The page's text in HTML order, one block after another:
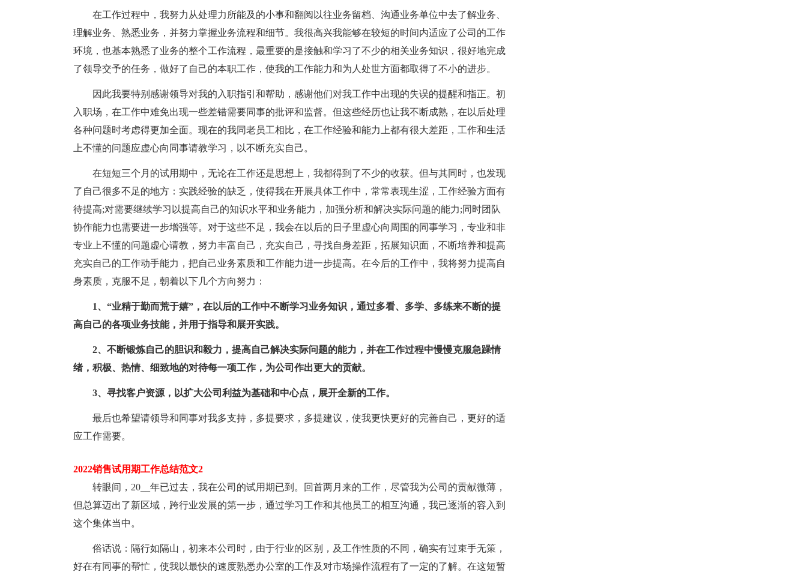
在工作过程中，我努力从处理力所能及的小事和翻阅以往业务留档、沟通业务单位中去了解业务、
理解业务、熟悉业务，并努力掌握业务流程和细节。我很高兴我能够在较短的时间内适应了公司的工作
环境，也基本熟悉了业务的整个工作流程，最重要的是接触和学习了不少的相关业务知识，很好地完成
了领导交予的任务，做好了自己的本职工作，使我的工作能力和为人处世方面都取得了不小的进步。
因此我要特别感谢领导对我的入职指引和帮助，感谢他们对我工作中出现的失误的提醒和指正。初
入职场，在工作中难免出现一些差错需要同事的批评和监督。但这些经历也让我不断成熟，在以后处理
各种问题时考虑得更加全面。现在的我同老员工相比，在工作经验和能力上都有很大差距，工作和生活
上不懂的问题应虚心向同事请教学习，以不断充实自己。
在短短三个月的试用期中，无论在工作还是思想上，我都得到了不少的收获。但与其同时，也发现
了自己很多不足的地方：实践经验的缺乏，使得我在开展具体工作中，常常表现生涩，工作经验方面有
待提高;对需要继续学习以提高自己的知识水平和业务能力，加强分析和解决实际问题的能力;同时团队
协作能力也需要进一步增强等。对于这些不足，我会在以后的日子里虚心向周围的同事学习，专业和非
专业上不懂的问题虚心请教，努力丰富自己，充实自己，寻找自身差距，拓展知识面，不断培养和提高
充实自己的工作动手能力，把自己业务素质和工作能力进一步提高。在今后的工作中，我将努力提高自
身素质，克服不足，朝着以下几个方向努力：
1、“业精于勤而荒于嬉”，在以后的工作中不断学习业务知识，通过多看、多学、多练来不断的提
高自己的各项业务技能，并用于指导和展开实践。
2、不断锻炼自己的胆识和毅力，提高自己解决实际问题的能力，并在工作过程中慢慢克服急躁情
绪，积极、热情、细致地的对待每一项工作，为公司作出更大的贡献。
3、寻找客户资源，以扩大公司利益为基础和中心点，展开全新的工作。
最后也希望请领导和同事对我多支持，多提要求，多提建议，使我更快更好的完善自己，更好的适
应工作需要。
2022销售试用期工作总结范文2
转眼间，20__年已过去，我在公司的试用期已到。回首两月来的工作，尽管我为公司的贡献微薄，
但总算迈出了新区域，跨行业发展的第一步，通过学习工作和其他员工的相互沟通，我已逐渐的容入到
这个集体当中。
俗话说：隔行如隔山，初来本公司时，由于行业的区别，及工作性质的不同，确实有过束手无策，
好在有同事的帮忙，使我以最快的速度熟悉办公室的工作及对市场操作流程有了一定的了解。在这短暂